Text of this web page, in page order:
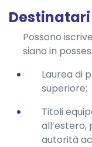
Possono
siano in
Laurea di
superiore;
Titoli
autorità